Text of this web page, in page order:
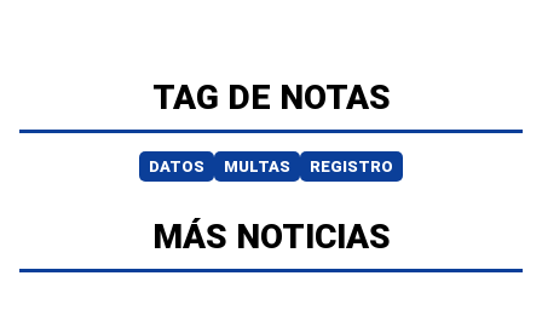
TAG DE NOTAS
DATOS MULTAS REGISTRO
MÁS NOTICIAS